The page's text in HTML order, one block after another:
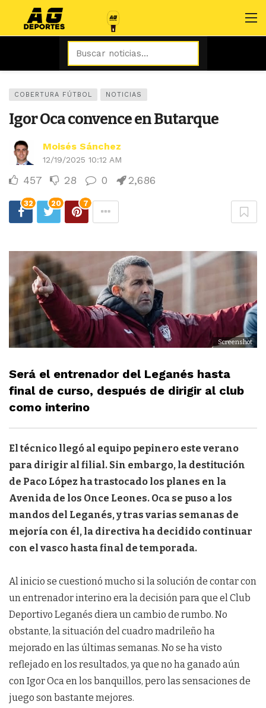
COBERTURA FÚTBOL NOTICIAS
Igor Oca convence en Butarque
Moisés Sánchez
12/19/2025 10:12 AM
457 28 0 2,686
32 20 7
Screenshot
Será el entrenador del Leganés hasta
final de curso, después de dirigir al club
como interino
El técnico llegó al equipo pepinero este verano
para dirigir al filial. Sin embargo, la destitución
de Paco López ha trastocado los planes en la
Avenida de los Once Leones. Oca se puso a los
mandos del Leganés, y tras varias semanas de
mejoría con él, la directiva ha decidido continuar
con el vasco hasta final de temporada.
Al inicio se cuestionó mucho si la solución de contar con
un entrenador interino era la decisión para que el Club
Deportivo Leganés diera un cambio de rumbo. No
obstante, la situación del cuadro madrileño ha
mejorado en las últimas semanas. No se ha visto
reflejado en los resultados, ya que no ha ganado aún
con Igor Oca en los banquillos, pero las sensaciones de
juego son bastante mejores.